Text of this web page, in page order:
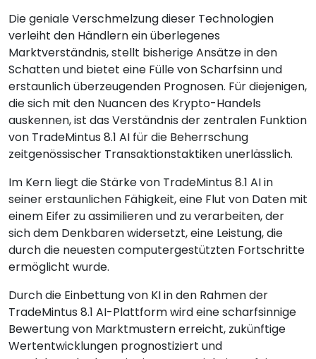
Die geniale Verschmelzung dieser Technologien
verleiht den Händlern ein überlegenes
Marktverständnis, stellt bisherige Ansätze in den
Schatten und bietet eine Fülle von Scharfsinn und
erstaunlich überzeugenden Prognosen. Für diejenigen,
die sich mit den Nuancen des Krypto-Handels
auskennen, ist das Verständnis der zentralen Funktion
von TradeMintus 8.1 AI für die Beherrschung
zeitgenössischer Transaktionstaktiken unerlässlich.
Im Kern liegt die Stärke von TradeMintus 8.1 AI in
seiner erstaunlichen Fähigkeit, eine Flut von Daten mit
einem Eifer zu assimilieren und zu verarbeiten, der
sich dem Denkbaren widersetzt, eine Leistung, die
durch die neuesten computergestützten Fortschritte
ermöglicht wurde.
Durch die Einbettung von KI in den Rahmen der
TradeMintus 8.1 AI-Plattform wird eine scharfsinnige
Bewertung von Marktmustern erreicht, zukünftige
Wertentwicklungen prognostiziert und